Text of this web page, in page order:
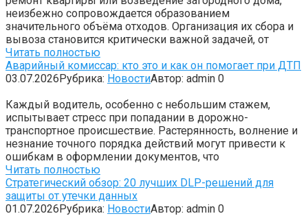
неизбежно сопровождается образованием
значительного объёма отходов. Организация их сбора и
вывоза становится критически важной задачей, от
Читать полностью
Аварийный комиссар: кто это и как он помогает при ДТП
03.07.2026Рубрика: НовостиАвтор: admin 0
Каждый водитель, особенно с небольшим стажем,
испытывает стресс при попадании в дорожно-
транспортное происшествие. Растерянность, волнение и
незнание точного порядка действий могут привести к
ошибкам в оформлении документов, что
Читать полностью
Стратегический обзор: 20 лучших DLP-решений для
защиты от утечки данных
01.07.2026Рубрика: НовостиАвтор: admin 0